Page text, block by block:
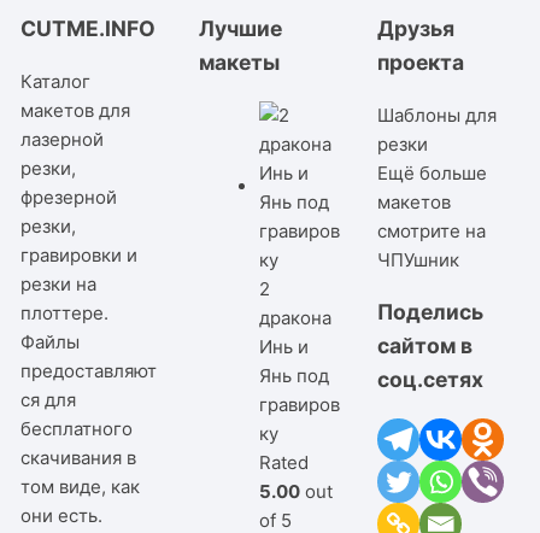
CUTME.INFO
Каталог
макетов для
лазерной
резки,
фрезерной
резки,
гравировки и
резки на
плоттере.
Файлы
предоставляют
ся для
бесплатного
скачивания в
том виде, как
они есть.
Лучшие
макеты
2
дракона
Инь и
Янь под
гравиров
ку
Rated
5.00 out
of 5
Друзья
проекта
Шаблоны для
резки
Ещё больше
макетов
смотрите на
ЧПУшник
Поделись
сайтом в
соц.сетях